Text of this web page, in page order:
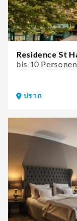
Residence St
bis 10 Personen
ปราก